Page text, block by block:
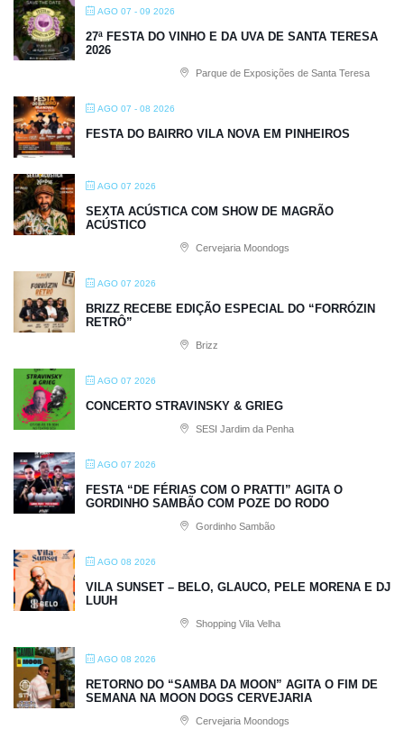
AGO 07 - 09 2026
27ª FESTA DO VINHO E DA UVA DE SANTA TERESA
2026
Parque de Exposições de Santa Teresa
AGO 07 - 08 2026
FESTA DO BAIRRO VILA NOVA EM PINHEIROS
AGO 07 2026
SEXTA ACÚSTICA COM SHOW DE MAGRÃO
ACÚSTICO
Cervejaria Moondogs
AGO 07 2026
BRIZZ RECEBE EDIÇÃO ESPECIAL DO “FORRÓZIN
RETRÔ”
Brizz
AGO 07 2026
CONCERTO STRAVINSKY & GRIEG
SESI Jardim da Penha
AGO 07 2026
FESTA “DE FÉRIAS COM O PRATTI” AGITA O
GORDINHO SAMBÃO COM POZE DO RODO
Gordinho Sambão
AGO 08 2026
VILA SUNSET – BELO, GLAUCO, PELE MORENA E DJ
LUUH
Shopping Vila Velha
AGO 08 2026
RETORNO DO “SAMBA DA MOON” AGITA O FIM DE
SEMANA NA MOON DOGS CERVEJARIA
Cervejaria Moondogs